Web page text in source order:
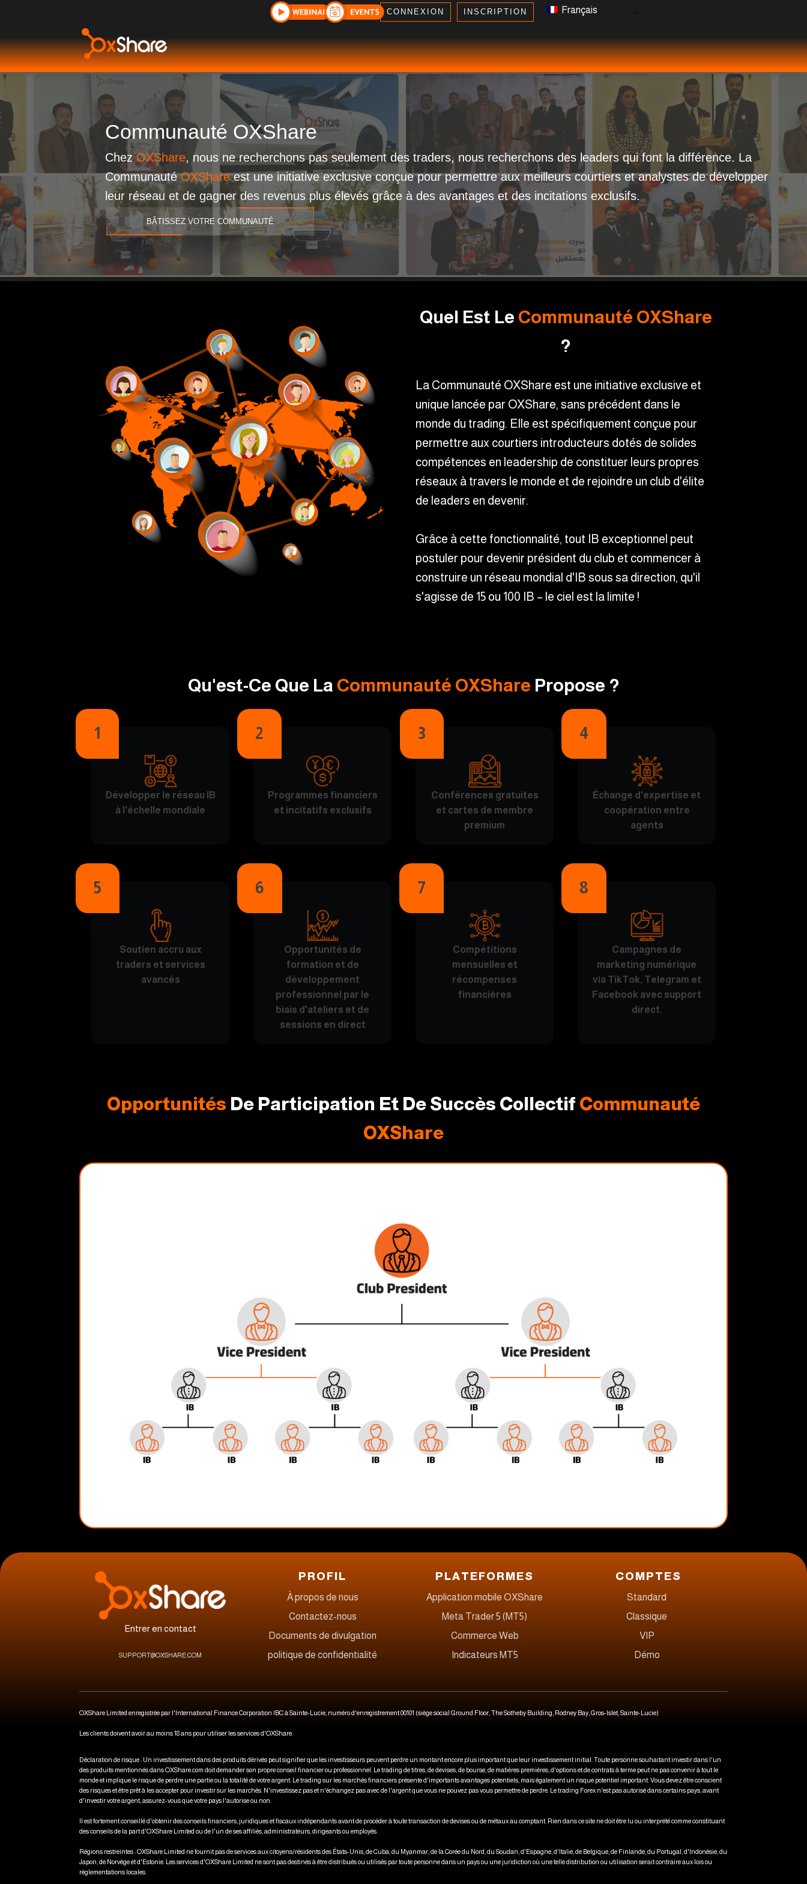
CONNEXION INSCRIPTION Français
Communauté OXShare
ChezOXShare, nous ne recherchons pas seulement des traders, nous recherchons des leaders qui font la différence. La
CommunautéOXShareest une initiative exclusive conçue pour permettre aux meilleurs courtiers et analystes de développer
leur réseau et de gagner des revenus plus élevés grâce à des avantages et des incitations exclusifs.
BÂTISSEZ VOTRE COMMUNAUTÉ
Quel Est Le Communauté OXShare
?
La Communauté OXShare est une initiative exclusive et
unique lancée par OXShare, sans précédent dans le
monde du trading. Elle est spécifiquement conçue pour
permettre aux courtiers introducteurs dotés de solides
compétences en leadership de constituer leurs propres
réseaux à travers le monde et de rejoindre un club d'élite
de leaders en devenir.
Grâce à cette fonctionnalité, tout IB exceptionnel peut
postuler pour devenir président du club et commencer à
construire un réseau mondial d'IB sous sa direction, qu'il
s'agisse de 15 ou 100 IB – le ciel est la limite !
Qu'est-Ce Que La Communauté OXShare Propose ?
1
Développer le réseau IB
à l'échelle mondiale
2
Programmes financiers
et incitatifs exclusifs
3
Conférences gratuites
et cartes de membre
premium
4
Échange d'expertise et
coopération entre
agents
5
Soutien accru aux
traders et services
avancés
6
Opportunités de
formation et de
développement
professionnel par le
biais d'ateliers et de
sessions en direct
7
Compétitions
mensuelles et
récompenses
financières
8
Campagnes de
marketing numérique
via TikTok, Telegram et
Facebook avec support
direct.
Opportunités De Participation Et De Succès Collectif Communauté
OXShare
Entrer en contact
SUPPORT@OXSHARE.COM
PROFIL
À propos de nous
Contactez-nous
Documents de divulgation
politique de confidentialité
PLATEFORMES
Application mobile OXShare
Meta Trader 5 (MT5)
Commerce Web
Indicateurs MT5
COMPTES
Standard
Classique
VIP
Démo
OXShare Limited enregistrée par l'International Finance Corporation IBC à Sainte-Lucie, numéro d'enregistrement 00101 (siège social Ground Floor, The Sotheby Building, Rodney Bay, Gros-Islet, Sainte-Lucie)
Les clients doivent avoir au moins 18 ans pour utiliser les services d'OXShare.
Déclaration de risque : Un investissement dans des produits dérivés peut signifier que les investisseurs peuvent perdre un montant encore plus important que leur investissement initial. Toute personne souhaitant investir dans l'un
des produits mentionnés dans OXShare.com doit demander son propre conseil financier ou professionnel. Le trading de titres, de devises, de bourse, de matières premières, d'options et de contrats à terme peut ne pas convenir à tout le
monde et implique le risque de perdre une partie ou la totalité de votre argent. Le trading sur les marchés financiers présente d'importants avantages potentiels, mais également un risque potentiel important. Vous devez être conscient
des risques et être prêt à les accepter pour investir sur les marchés. N'investissez pas et n'échangez pas avec de l'argent que vous ne pouvez pas vous permettre de perdre. Le trading Forex n'est pas autorisé dans certains pays, avant
d'investir votre argent, assurez-vous que votre pays l'autorise ou non.
Il est fortement conseillé d'obtenir des conseils financiers, juridiques et fiscaux indépendants avant de procéder à toute transaction de devises ou de métaux au comptant. Rien dans ce site ne doit être lu ou interprété comme constituant
des conseils de la part d'OXShare Limited ou de l'un de ses affiliés, administrateurs, dirigeants ou employés.
Régions restreintes : OXShare Limited ne fournit pas de services aux citoyens/résidents des États-Unis, de Cuba, du Myanmar, de la Corée du Nord, du Soudan, d'Espagne, d'Italie, de Belgique, de Finlande, du Portugal, d'Indonésie, du
Japon, de Norvège et d'Estonie. Les services d'OXShare Limited ne sont pas destinés à être distribués ou utilisés par toute personne dans un pays ou une juridiction où une telle distribution ou utilisation serait contraire aux lois ou
réglementations locales.